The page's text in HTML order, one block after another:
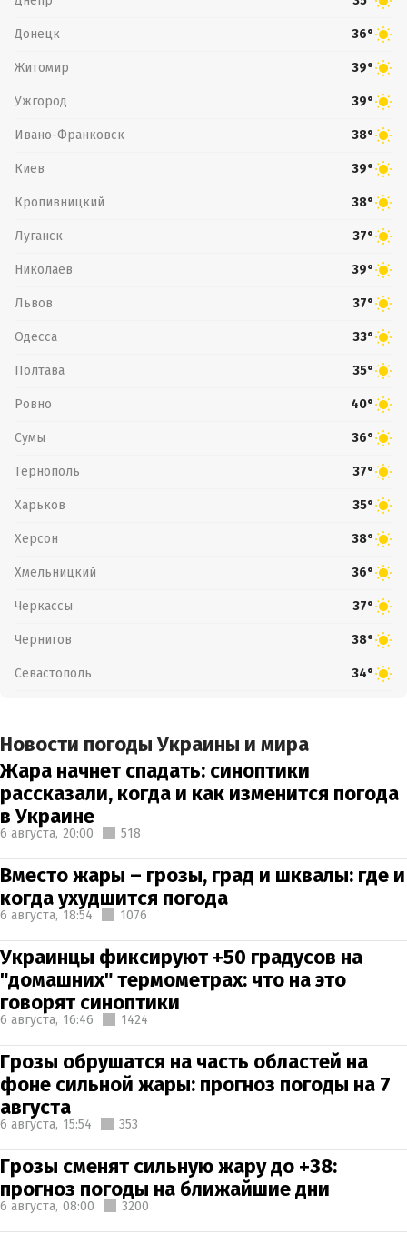
Донецк 36°
Житомир 39°
Ужгород 39°
Ивано-Франковск 38°
Киев 39°
Кропивницкий 38°
Луганск 37°
Николаев 39°
Львов 37°
Одесса 33°
Полтава 35°
Ровно 40°
Сумы 36°
Тернополь 37°
Харьков 35°
Херсон 38°
Хмельницкий 36°
Черкассы 37°
Чернигов 38°
Севастополь 34°
Новости погоды Украины и мира
Жара начнет спадать: синоптики
рассказали, когда и как изменится погода
в Украине
6 августа, 20:00 518
Вместо жары – грозы, град и шквалы: где и
когда ухудшится погода
6 августа, 18:54 1076
Украинцы фиксируют +50 градусов на
"домашних" термометрах: что на это
говорят синоптики
6 августа, 16:46 1424
Грозы обрушатся на часть областей на
фоне сильной жары: прогноз погоды на 7
августа
6 августа, 15:54 353
Грозы сменят сильную жару до +38:
прогноз погоды на ближайшие дни
6 августа, 08:00 3200